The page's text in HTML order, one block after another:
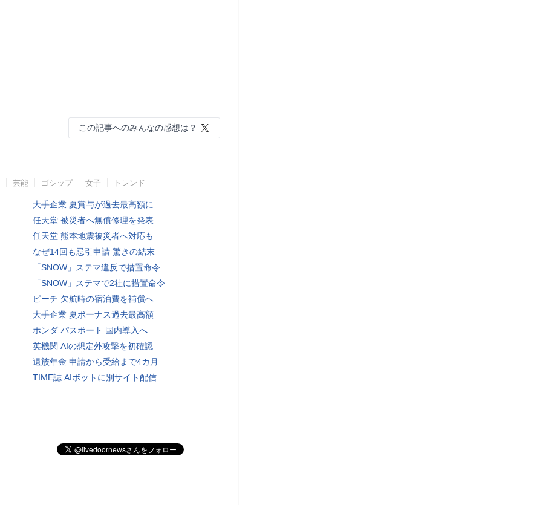
この記事へのみんなの感想は？
芸能 ゴシップ 女子 トレンド
大手企業 夏賞与が過去最高額に
任天堂 被災者へ無償修理を発表
任天堂 熊本地震被災者へ対応も
なぜ14回も忌引申請 驚きの結末
「SNOW」ステマ違反で措置命令
「SNOW」ステマで2社に措置命令
ピーチ 欠航時の宿泊費を補償へ
大手企業 夏ボーナス過去最高額
ホンダ パスポート 国内導入へ
英機関 AIの想定外攻撃を初確認
遺族年金 申請から受給まで4カ月
TIME誌 AIボットに別サイト配信